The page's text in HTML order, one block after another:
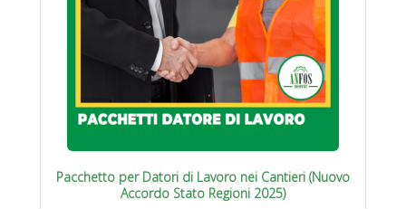
Pacchetto per Datori di Lavoro nei Cantieri (Nuovo
Accordo Stato Regioni 2025)